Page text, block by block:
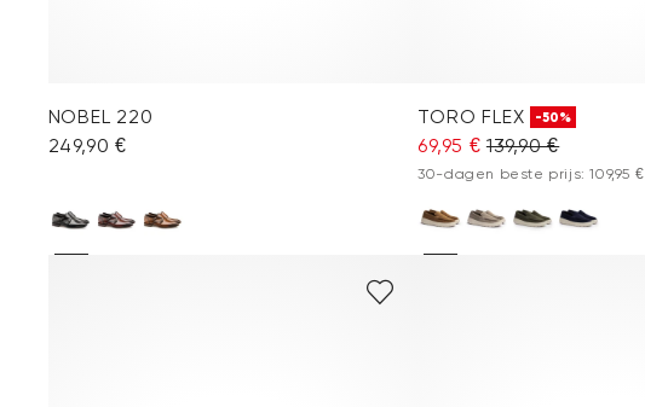
NOBEL 220
249,90 €
TORO FLEX -50%
69,95 € 139,90 €
30-dagen beste prijs: 109,95 €